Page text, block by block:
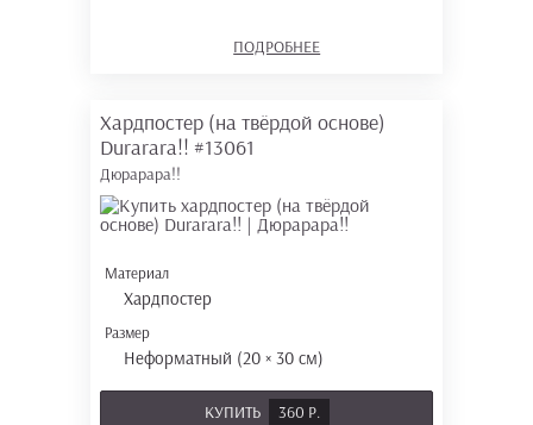
ПОДРОБНЕЕ
Хардпостер (на твёрдой основе)
Durarara!! #13061
Дюрарара!!
Материал
Хардпостер
Размер
Неформатный (20 × 30 см)
КУПИТЬ 360 Р.